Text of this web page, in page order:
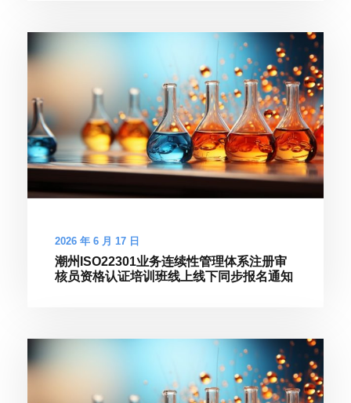
2026 年 6 月 17 日
潮州ISO22301业务连续性管理体系注册审
核员资格认证培训班线上线下同步报名通知